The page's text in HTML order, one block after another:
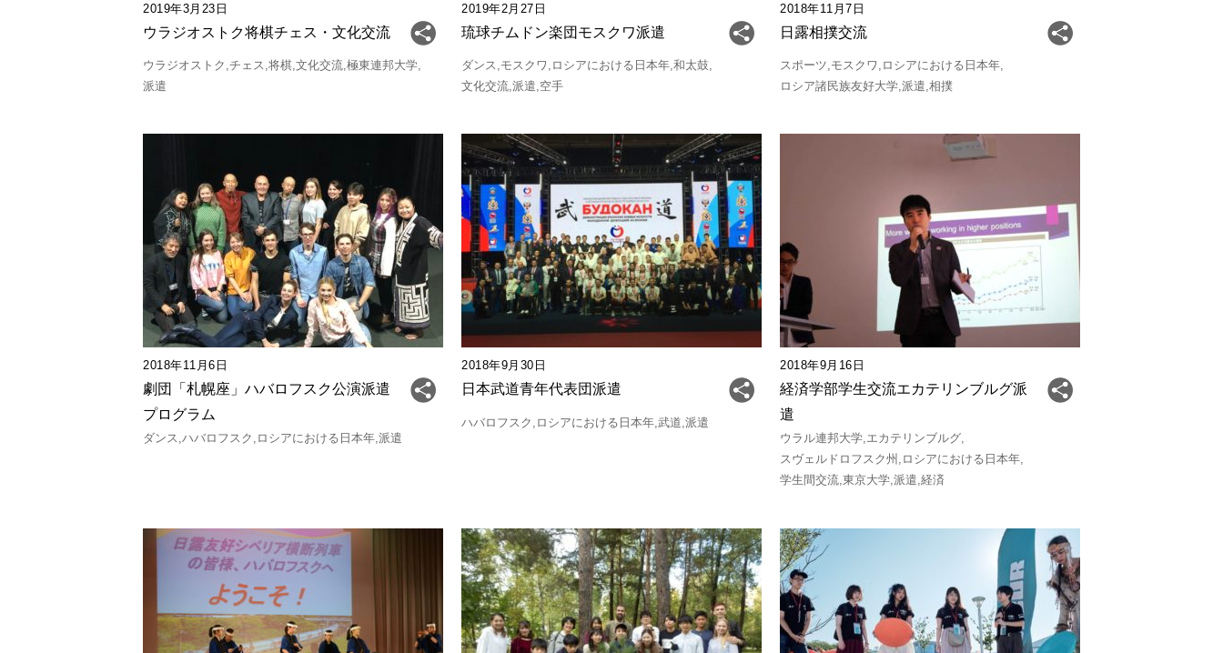
2019年3月23日
ウラジオストク将棋チェス・文化交流
ウラジオストク チェス 将棋 文化交流 極東連邦大学
派遣
2019年2月27日
琉球チムドン楽団モスクワ派遣
ダンス モスクワ ロシアにおける日本年 和太鼓
文化交流 派遣 空手
2018年11月7日
日露相撲交流
スポーツ モスクワ ロシアにおける日本年
ロシア諸民族友好大学 派遣 相撲
2018年11月6日
劇団「札幌座」ハバロフスク公演派遣
プログラム
ダンス ハバロフスク ロシアにおける日本年 派遣
2018年9月30日
日本武道青年代表団派遣
ハバロフスク ロシアにおける日本年 武道 派遣
2018年9月16日
経済学部学生交流エカテリンブルグ派
遣
ウラル連邦大学 エカテリンブルグ
スヴェルドロフスク州 ロシアにおける日本年
学生間交流 東京大学 派遣 経済